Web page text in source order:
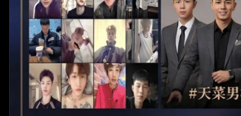
[X/TWITTER]MULEICUI 風男 雙人四手
Like About
VIEWS
0 0
[rihide]訪問密碼/
獲取訪問密碼/Get
From:G20